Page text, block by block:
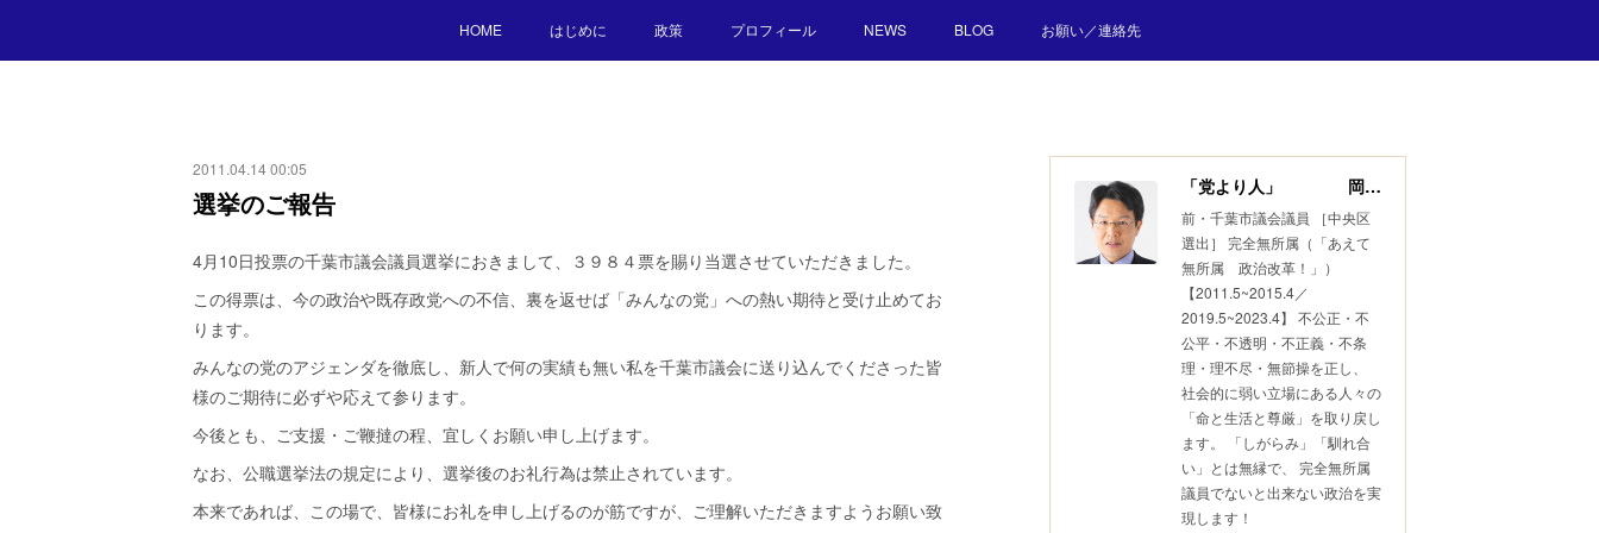
HOME はじめに 政策 プロフィール NEWS BLOG お願い／連絡先
2011.04.14 00:05
選挙のご報告
4月10日投票の千葉市議会議員選挙におきまして、３９８４票を賜り当選させていただきました。
この得票は、今の政治や既存政党への不信、裏を返せば「みんなの党」への熱い期待と受け止めてお
ります。
みんなの党のアジェンダを徹底し、新人で何の実績も無い私を千葉市議会に送り込んでくださった皆
様のご期待に必ずや応えて参ります。
今後とも、ご支援・ご鞭撻の程、宜しくお願い申し上げます。
なお、公職選挙法の規定により、選挙後のお礼行為は禁止されています。
本来であれば、この場で、皆様にお礼を申し上げるのが筋ですが、ご理解いただきますようお願い致
「党より人」 岡田 しん
前・千葉市議会議員 ［中央区
選出］ 完全無所属（「あえて
無所属 政治改革！」）
【2011.5~2015.4／
2019.5~2023.4】 不公正・不
公平・不透明・不正義・不条
理・理不尽・無節操を正し、
社会的に弱い立場にある人々の
「命と生活と尊厳」を取り戻し
ます。 「しがらみ」「馴れ合
い」とは無縁で、 完全無所属
議員でないと出来ない政治を実
現します！